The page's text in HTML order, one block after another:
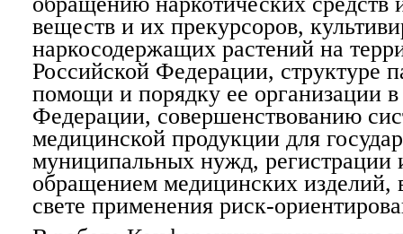
веществ и их прекурсоров,
наркосодержащих растений на
Российской Федерации, структуре
помощи и порядку ее организации
Федерации, совершенствованию
медицинской продукции для
муниципальных нужд, регистрации
обращением медицинских изделий,
свете применения риск-